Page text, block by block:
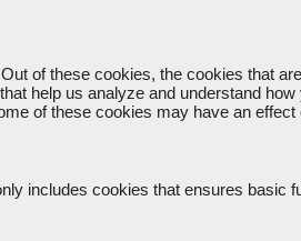
of these cookies, the cookies that
help us analyze and understand
of these cookies may have an
includes cookies that ensures basic